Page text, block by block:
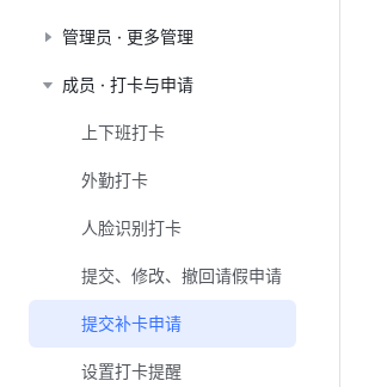
管理员 · 更多管理
成员 · 打卡与申请
上下班打卡
外勤打卡
人脸识别打卡
提交、修改、撤回请假申请
提交补卡申请
设置打卡提醒